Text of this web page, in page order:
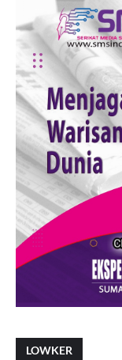
LOWKER